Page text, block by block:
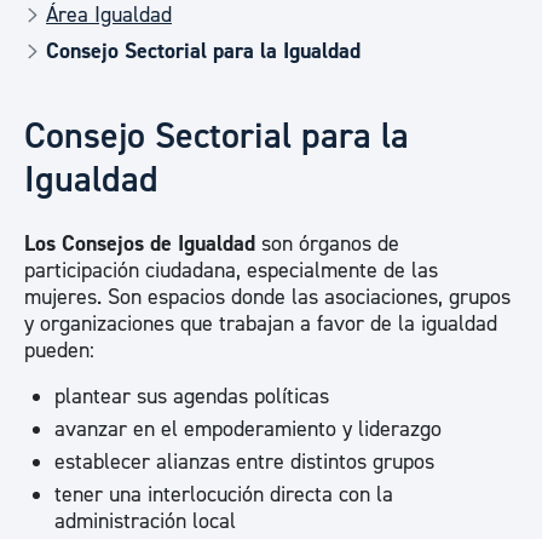
Área Igualdad
Consejo Sectorial para la Igualdad
Consejo Sectorial para la
Igualdad
Los Consejos de Igualdad son órganos de
participación ciudadana, especialmente de las
mujeres. Son espacios donde las asociaciones, grupos
y organizaciones que trabajan a favor de la igualdad
pueden:
plantear sus agendas políticas
avanzar en el empoderamiento y liderazgo
establecer alianzas entre distintos grupos
tener una interlocución directa con la
administración local